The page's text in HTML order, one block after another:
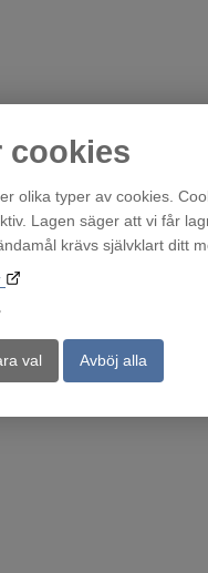
cookies
olika typer av cookies.
Lagen säger att vi får
krävs självklart ditt
val Avböj alla